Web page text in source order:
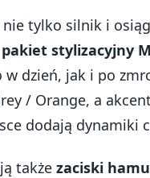
nie tylko silnik i
pakiet stylizacyjny
dzień, jak i po
/ Orange, a
dodają dynamiki
także zaciski